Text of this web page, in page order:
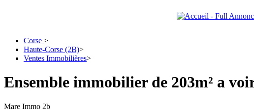
Corse >
Haute-Corse (2B)>
Ventes Immobilières>
Ensemble immobilier de 203m² a
Mare Immo 2b